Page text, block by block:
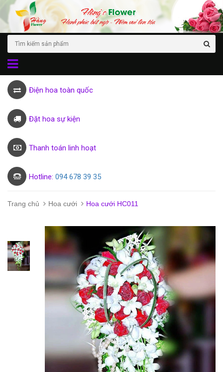
Điện hoa toàn quốc
Đặt hoa sự kiện
Thanh toán linh hoạt
Hotline: 094 678 39 35
Trang chủ Hoa cưới Hoa cưới HC011